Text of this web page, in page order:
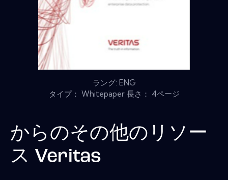
ラング: ENG
タイプ： Whitepaper 長さ： 4ページ
からのその他のリソー
ス Veritas